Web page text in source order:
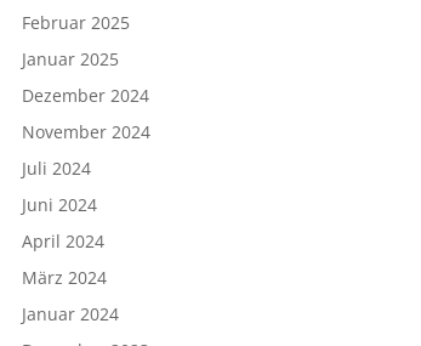
Februar 2025
Januar 2025
Dezember 2024
November 2024
Juli 2024
Juni 2024
April 2024
März 2024
Januar 2024